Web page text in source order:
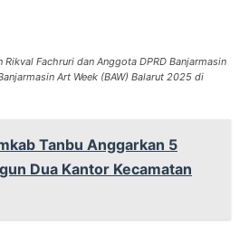
Rikval Fachruri dan Anggota DPRD Banjarmasin
Art Week (BAW) Balarut 2025 di
Tanbu Anggarkan 5
Dua Kantor Kecamatan